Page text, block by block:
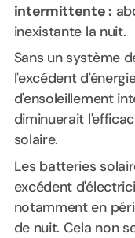
intermittente :
inexistante la nuit.
Sans un système
l'excédent
d'ensoleillement
diminuerait
solaire.
Les batteries
excédent
notamment en
de nuit. Cela non